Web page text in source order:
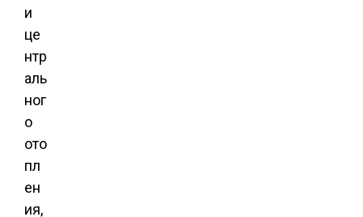
и
це
нтр
аль
ног
о
ото
пл
ен
ия,